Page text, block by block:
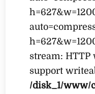
stream: HTTP
support
/disk_1/www/